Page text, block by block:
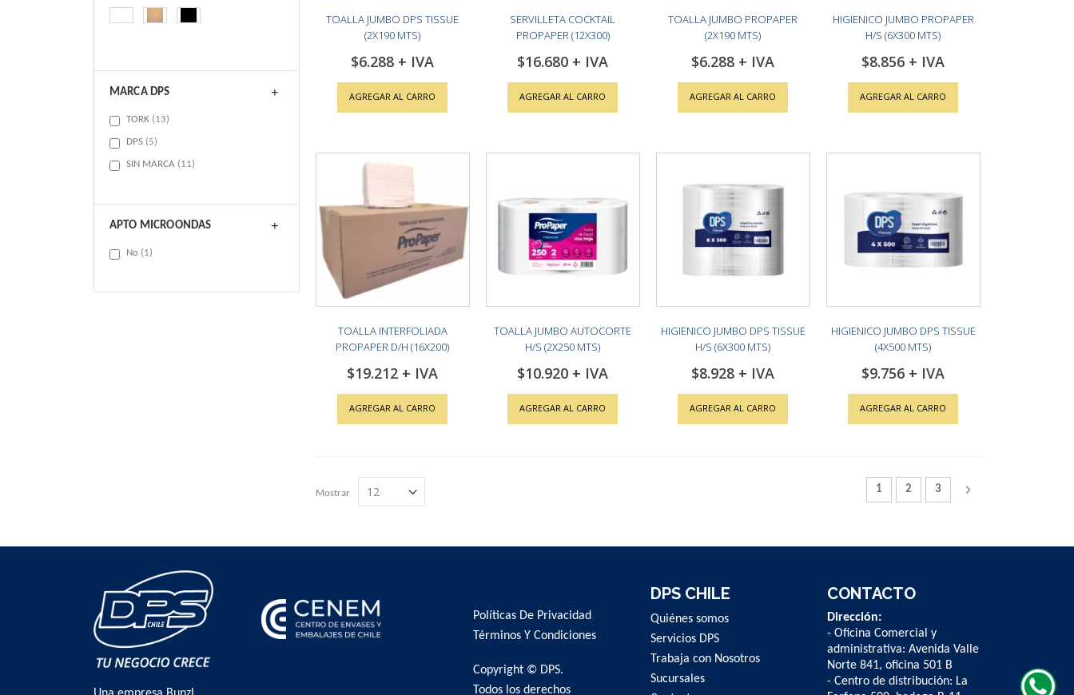
TOALLA JUMBO DPS TISSUE
(2X190 MTS)
$6.288
AGREGAR AL CARRO
SERVILLETA COCKTAIL
PROPAPER (12X300)
$16.680
AGREGAR AL CARRO
TOALLA JUMBO PROPAPER
(2X190 MTS)
$6.288
AGREGAR AL CARRO
HIGIENICO JUMBO PROPAPER
H/S (6X300 MTS)
$8.856
AGREGAR AL CARRO
TOALLA INTERFOLIADA
PROPAPER D/H (16X200)
$19.212
AGREGAR AL CARRO
TOALLA JUMBO AUTOCORTE
H/S (2X250 MTS)
$10.920
AGREGAR AL CARRO
HIGIENICO JUMBO DPS TISSUE
H/S (6X300 MTS)
$8.928
AGREGAR AL CARRO
HIGIENICO JUMBO DPS TISSUE
(4X500 MTS)
$9.756
AGREGAR AL CARRO
Página
Actualmente estás leyendo la página
1 Página
2 Página
3 Página
Siguiente
Mostrar
MARCA DPS
TORK 13items
DPS 5items
SIN MARCA 11items
APTO MICROONDAS
No 1item
Políticas De Privacidad
Términos Y Condiciones
Copyright © DPS.
Todos los derechos
DPS CHILE
Quiénes somos
Servicios DPS
Trabaja con Nosotros
Sucursales
CONTACTO
Dirección:
- Oficina Comercial y
administrativa: Avenida Valle
Norte 841, oficina 501 B
- Centro de distribución: La